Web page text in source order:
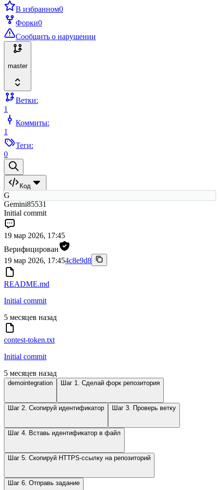
В избранном0
Форки0
Сообщить о нарушении
master
Ветки:
1
Коммиты:
1
Теги:
0
Код
G
Gemini85531
Initial commit
19 мар 2026, 17:45
Верифицирован
19 мар 2026, 17:454c8e9d8
README.md
Initial commit
5 месяцев назад
contest-token.txt
Initial commit
5 месяцев назад
demointegration Шаг 1. Сделай форк репозитория
Шаг 2. Скопируй идентификатор Шаг 3. Проверь ветку
Шаг 4. Вставь идентификатор в файл
Шаг 5. Скопируй HTTPS-ссылку на репозиторий
Шаг 6. Отправь задание